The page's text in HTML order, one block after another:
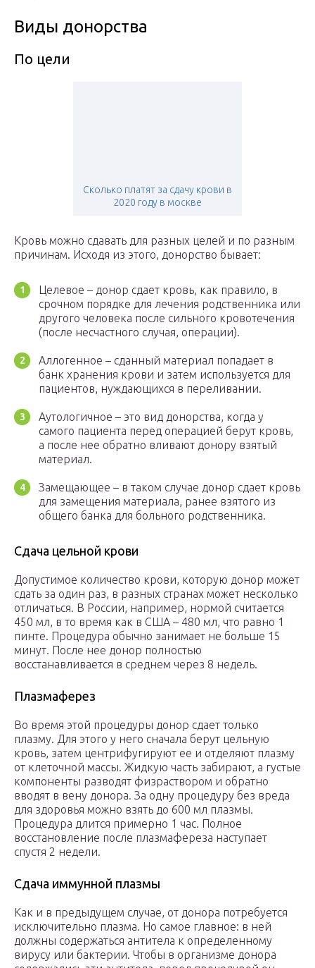
Виды донорства
По цели
Сколько платят за сдачу крови в
2020 году в москве
Кровь можно сдавать для разных целей и по разным
причинам. Исходя из этого, донорство бывает:
Целевое – донор сдает кровь, как правило, в
срочном порядке для лечения родственника или
другого человека после сильного кровотечения
(после несчастного случая, операции).
Аллогенное – сданный материал попадает в
банк хранения крови и затем используется для
пациентов, нуждающихся в переливании.
Аутологичное – это вид донорства, когда у
самого пациента перед операцией берут кровь,
а после нее обратно вливают донору взятый
материал.
Замещающее – в таком случае донор сдает кровь
для замещения материала, ранее взятого из
общего банка для больного родственника.
Сдача цельной крови
Допустимое количество крови, которую донор может
сдать за один раз, в разных странах может несколько
отличаться. В России, например, нормой считается
450 мл, в то время как в США – 480 мл, что равно 1
пинте. Процедура обычно занимает не больше 15
минут. После нее донор полностью
восстанавливается в среднем через 8 недель.
Плазмаферез
Во время этой процедуры донор сдает только
плазму. Для этого у него сначала берут цельную
кровь, затем центрифугируют ее и отделяют плазму
от клеточной массы. Жидкую часть забирают, а густые
компоненты разводят физраствором и обратно
вводят в вену донора. За одну процедуру без вреда
для здоровья можно взять до 600 мл плазмы.
Процедура длится примерно 1 час. Полное
восстановление после плазмафереза наступает
спустя 2 недели.
Сдача иммунной плазмы
Как и в предыдущем случае, от донора потребуется
исключительно плазма. Но самое главное: в ней
должны содержаться антитела к определенному
вирусу или бактерии. Чтобы в организме донора